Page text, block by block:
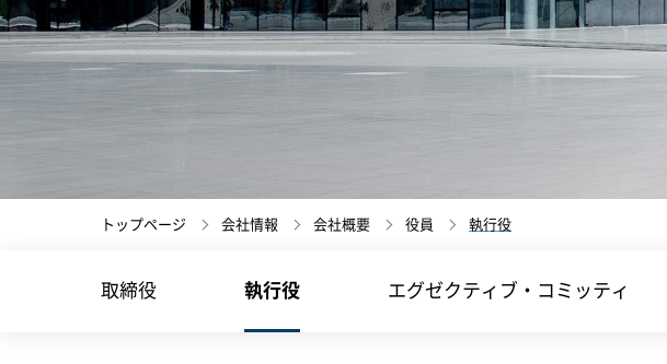
トップページ 会社情報 会社概要 役員 執行役
取締役 執行役 エグゼクティブ・コミッティ